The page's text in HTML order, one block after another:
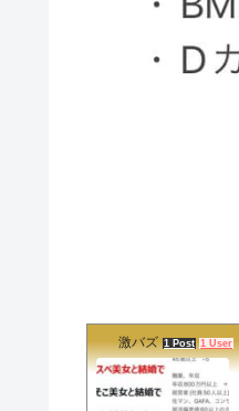
激バズ 1 Post 1 User